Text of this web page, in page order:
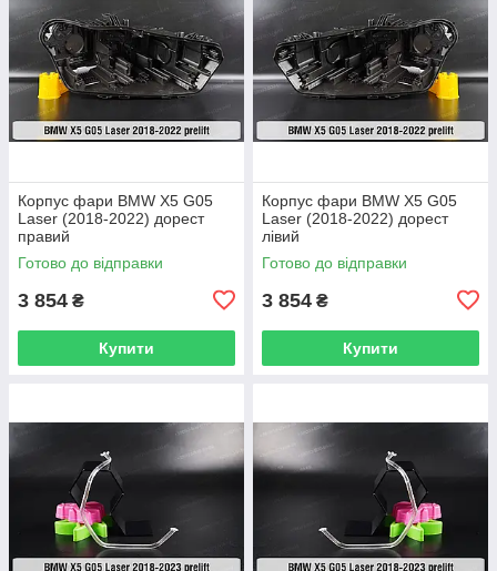
Корпус фари BMW X5 G05
Laser (2018-2022) дорест
правий
Готово до відправки
3 854 ₴
Купити
Корпус фари BMW X5 G05
Laser (2018-2022) дорест
лівий
Готово до відправки
3 854 ₴
Купити